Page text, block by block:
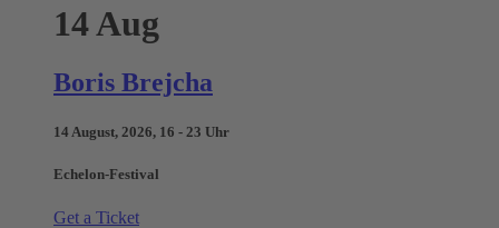
14Aug
Boris Brejcha
14 August, 2026, 16 - 23 Uhr
Echelon-Festival
Get a Ticket